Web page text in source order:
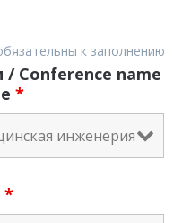
к заполнению
Conference name
*
*